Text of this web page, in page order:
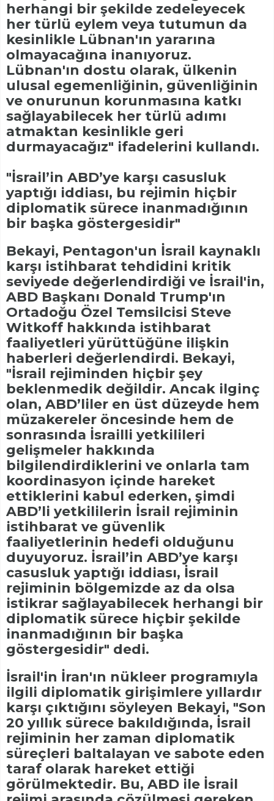
herhangi bir şekilde zedeleyecek
her türlü eylem veya tutumun da
kesinlikle Lübnan'ın yararına
olmayacağına inanıyoruz.
Lübnan'ın dostu olarak, ülkenin
ulusal egemenliğinin, güvenliğinin
ve onurunun korunmasına katkı
sağlayabilecek her türlü adımı
atmaktan kesinlikle geri
durmayacağız" ifadelerini kullandı.
"İsrail’in ABD’ye karşı casusluk
yaptığı iddiası, bu rejimin hiçbir
diplomatik sürece inanmadığının
bir başka göstergesidir"
Bekayi, Pentagon'un İsrail kaynaklı
karşı istihbarat tehdidini kritik
seviyede değerlendirdiği ve İsrail'in,
ABD Başkanı Donald Trump'ın
Ortadoğu Özel Temsilcisi Steve
Witkoff hakkında istihbarat
faaliyetleri yürüttüğüne ilişkin
haberleri değerlendirdi. Bekayi,
"İsrail rejiminden hiçbir şey
beklenmedik değildir. Ancak ilginç
olan, ABD’liler en üst düzeyde hem
müzakereler öncesinde hem de
sonrasında İsrailli yetkilileri
gelişmeler hakkında
bilgilendirdiklerini ve onlarla tam
koordinasyon içinde hareket
ettiklerini kabul ederken, şimdi
ABD’li yetkililerin İsrail rejiminin
istihbarat ve güvenlik
faaliyetlerinin hedefi olduğunu
duyuyoruz. İsrail’in ABD’ye karşı
casusluk yaptığı iddiası, İsrail
rejiminin bölgemizde az da olsa
istikrar sağlayabilecek herhangi bir
diplomatik sürece hiçbir şekilde
inanmadığının bir başka
göstergesidir" dedi.
İsrail'in İran'ın nükleer programıyla
ilgili diplomatik girişimlere yıllardır
karşı çıktığını söyleyen Bekayi, "Son
20 yıllık sürece bakıldığında, İsrail
rejiminin her zaman diplomatik
süreçleri baltalayan ve sabote eden
taraf olarak hareket ettiği
görülmektedir. Bu, ABD ile İsrail